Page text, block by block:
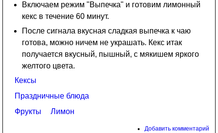
Включаем режим "Выпечка" и готовим лимонный
кекс в течение 60 минут.
После сигнала вкусная сладкая выпечка к чаю
готова, можно ничем не украшать. Кекс итак
получается вкусный, пышный, с мякишем яркого
желтого цвета.
Кексы
Праздничные блюда
Фрукты
Лимон
Добавить комментарий